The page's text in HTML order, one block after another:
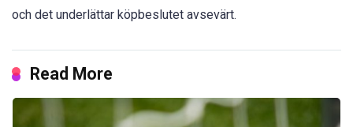
och det underlättar köpbeslutet avsevärt.
Read More